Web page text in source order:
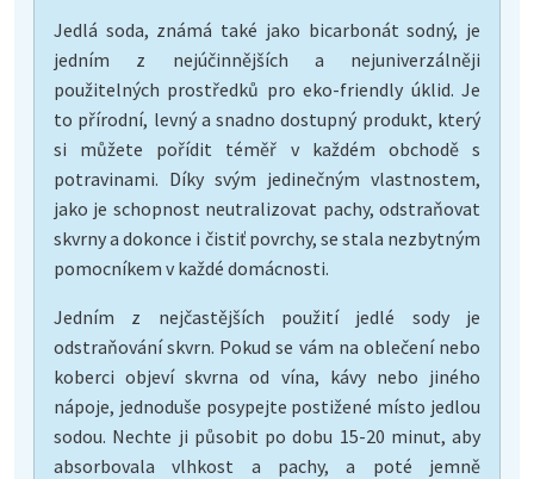
Jedlá soda, známá také jako bicarbonát sodný, je
jedním z nejúčinnějších a nejuniverzálněji
použitelných prostředků pro eko-friendly úklid. Je
to přírodní, levný a snadno dostupný produkt, který
si můžete pořídit téměř v každém obchodě s
potravinami. Díky svým jedinečným vlastnostem,
jako je schopnost neutralizovat pachy, odstraňovat
skvrny a dokonce i čistiť povrchy, se stala nezbytným
pomocníkem v každé domácnosti.
Jedním z nejčastějších použití jedlé sody je
odstraňování skvrn. Pokud se vám na oblečení nebo
koberci objeví skvrna od vína, kávy nebo jiného
nápoje, jednoduše posypejte postižené místo jedlou
sodou. Nechte ji působit po dobu 15-20 minut, aby
absorbovala vlhkost a pachy, a poté jemně